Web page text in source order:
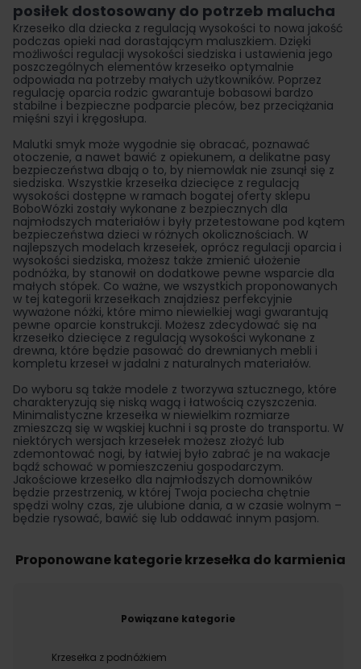
posiłek dostosowany do potrzeb malucha
Krzesełko dla dziecka z regulacją wysokości to nowa jakość
podczas opieki nad dorastającym maluszkiem. Dzięki
możliwości regulacji wysokości siedziska i ustawienia jego
poszczególnych elementów krzesełko optymalnie
odpowiada na potrzeby małych użytkowników. Poprzez
regulację oparcia rodzic gwarantuje bobasowi bardzo
stabilne i bezpieczne podparcie pleców, bez przeciążania
mięśni szyi i kręgosłupa.
Malutki smyk może wygodnie się obracać, poznawać
otoczenie, a nawet bawić z opiekunem, a delikatne pasy
bezpieczeństwa dbają o to, by niemowlak nie zsunął się z
siedziska. Wszystkie krzesełka dziecięce z regulacją
wysokości dostępne w ramach bogatej oferty sklepu
BoboWózki zostały wykonane z bezpiecznych dla
najmłodszych materiałów i były przetestowane pod kątem
bezpieczeństwa dzieci w różnych okolicznościach. W
najlepszych modelach krzesełek, oprócz regulacji oparcia i
wysokości siedziska, możesz także zmienić ułożenie
podnóżka, by stanowił on dodatkowe pewne wsparcie dla
małych stópek. Co ważne, we wszystkich proponowanych
w tej kategorii krzesełkach znajdziesz perfekcyjnie
wyważone nóżki, które mimo niewielkiej wagi gwarantują
pewne oparcie konstrukcji. Możesz zdecydować się na
krzesełko dziecięce z regulacją wysokości wykonane z
drewna, które będzie pasować do drewnianych mebli i
kompletu krzeseł w jadalni z naturalnych materiałów.
Do wyboru są także modele z tworzywa sztucznego, które
charakteryzują się niską wagą i łatwością czyszczenia.
Minimalistyczne krzesełka w niewielkim rozmiarze
zmieszczą się w wąskiej kuchni i są proste do transportu. W
niektórych wersjach krzesełek możesz złożyć lub
zdemontować nogi, by łatwiej było zabrać je na wakacje
bądź schować w pomieszczeniu gospodarczym.
Jakościowe krzesełko dla najmłodszych domowników
będzie przestrzenią, w której Twoja pociecha chętnie
spędzi wolny czas, zje ulubione dania, a w czasie wolnym –
będzie rysować, bawić się lub oddawać innym pasjom.
Proponowane kategorie krzesełka do karmienia
Powiązane kategorie
Krzesełka z podnóżkiem